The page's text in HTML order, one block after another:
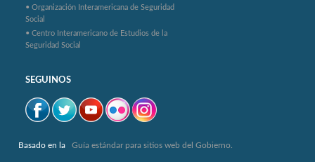
• Organización Interamericana de Seguridad
Social
• Centro Interamericano de Estudios de la
Seguridad Social
SEGUINOS
Basado en la Guía estándar para sitios web del Gobierno.